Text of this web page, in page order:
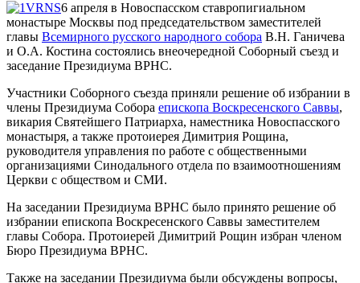
6 апреля в Новоспасском ставропигиальном
монастыре Москвы под председательством заместителей
главы Всемирного русского народного собора В.Н. Ганичева
и О.А. Костина состоялись внеочередной Соборный съезд и
заседание Президиума ВРНС.
Участники Соборного съезда приняли решение об избрании в
члены Президиума Собора епископа Воскресенского Саввы,
викария Святейшего Патриарха, наместника Новоспасского
монастыря, а также протоиерея Димитрия Рощина,
руководителя управления по работе с общественными
организациями Синодального отдела по взаимоотношениям
Церкви с обществом и СМИ.
На заседании Президиума ВРНС было принято решение об
избрании епископа Воскресенского Саввы заместителем
главы Собора. Протоиерей Димитрий Рощин избран членом
Бюро Президиума ВРНС.
Также на заседании Президиума были обсуждены вопросы,